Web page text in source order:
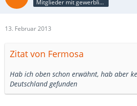
Mitglieder mit gewerblicher Verbindung, auch als Mitarbeiter/in
13. Februar 2013
Zitat von Fermosa
Hab ich oben schon erwähnt, hab aber
Deutschland gefunden